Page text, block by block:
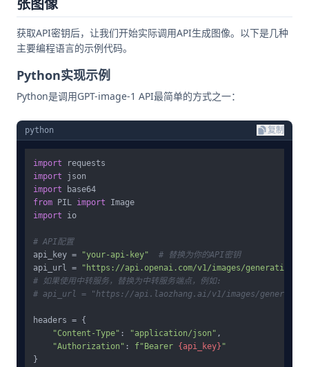
张图像
获取API密钥后，让我们开始实际调用API生成图像。以下是几种
主要编程语言的示例代码。
Python实现示例
Python是调用GPT-image-1 API最简单的方式之一：
python 复制
import
import
import
from PIL import
import io
# API配置
api_key =
"your-api-key"
# 替换为你的API密钥
api_url =
"https://api.openai.com/v1/images/generations"
# 如果使用中转服务，替换为中转服务端点，例如:
# api_url = "https://api.laozhang.ai/v1/images/
headers = {
"Content-Type" : "application/json" ,
"Authorization" : f"Bearer {api_key} "
}